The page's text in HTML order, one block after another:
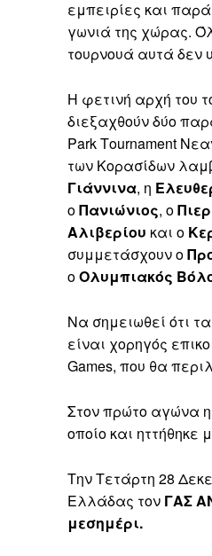
εμπειρίες και
γωνιά της χώρας.
τουρνουά αυτά δεν
Η φετινή αρχή του
διεξαχθούν δύο
Park Τournament
των Κορασίδων
Γιάννινα, η
οΠανιώνιος, ο
Αλιβερίου και ο
συμμετάσχουν ο
οΟλυμπιακός
Να σημειωθεί ότι
είναι χορηγός
Games, που θα
Στον πρώτο αγώνα
οποίο και ηττήθηκε
Την Τετάρτη 28
Ελλάδας τον ΓΑΣ
μεσημέρι.